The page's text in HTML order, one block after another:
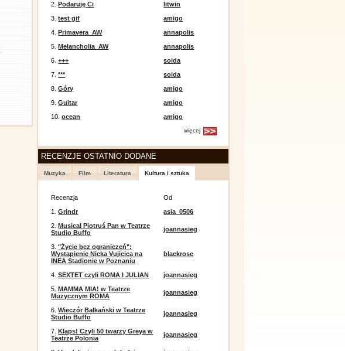
2.Podaruję Ci
litwin
3.test gif
amigo
4.Primavera_AW
annapolis
5.Melancholia_AW
annapolis
6.+++
soida
7.***
soida
8.Góry
amigo
9.Guitar
amigo
10.ocean amigo
więcej
RECENZJE OSTATNIO DODANE
Muzyka Film Literatura Kultura i sztuka
Recenzja
Od
1.Grindr
asia_0506
2.Musical Piotruś Pan w Teatrze
Studio Buffo
joannasieg
3."Życie bez ograniczeń":
Wystąpienie Nicka Vujicica na
INEA Stadionie w Poznaniu
blackrose
4.SEXTET czyli ROMA I JULIAN
joannasieg
5.MAMMA MIA! w Teatrze
Muzycznym ROMA
joannasieg
6.Wieczór Bałkański w Teatrze
Studio Buffo
joannasieg
7.Klaps! Czyli 50 twarzy Greya w
Teatrze Polonia
joannasieg